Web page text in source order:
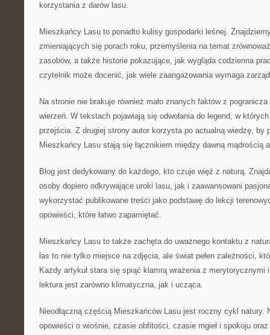
korzystania z darów lasu.
Mieszkańcy Lasu to ponadto kulisy gospodarki leśnej.
zmieniających się porach roku, przemyślenia na temat
zasobów, a także historie pokazujące, jak wygląda codzienna
czytelnik może docenić, jak wiele zaangażowania wymaga
Na stronie nie brakuje również mało znanych faktów z
wierzeń. W tekstach pojawiają się odwołania do legend, w
przejścia. Z drugiej strony autor korzysta po actualną wiedzę, by
Mieszkańcy Lasu stają się łącznikiem między dawną mądrością
Blog jest dedykowany do każdego, kto czuje więź z naturą.
osoby dopiero odkrywające uroki lasu, jak i zaawansowani
wykorzystać publikowane treści jako podstawę do lekcji
opowieści, które łatwo zapamiętać.
Mieszkańcy Lasu to także zachęta do uważnego kontaktu z
las to nie tylko miejsce na zdjęcia, ale świat pełen zależności,
Każdy artykuł stara się spiąć klamrą wrażenia z
lektura jest zarówno klimatyczna, jak i ucząca.
Nieodłączną częścią Mieszkańców Lasu jest roczny cykl natury.
opowieści o wiośnie, czasie obfitości, czasie mgieł i spokoju